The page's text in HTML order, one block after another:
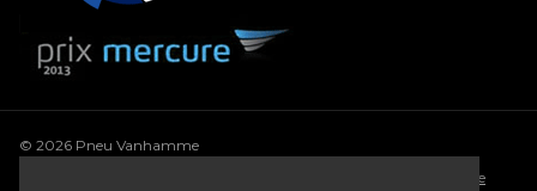
© 2026 Pneu Vanhamme
Politique